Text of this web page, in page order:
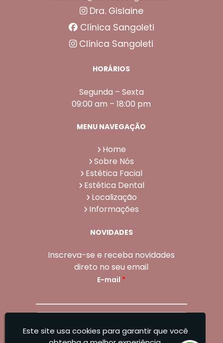
Dra. Gislaine
Clínica Sangoleti
Clínica Sangoleti
HORÁRIOS
Segunda – Sexta
09:00 am – 18:00 pm
MENU NAVEGAÇÃO
Home
Sobre Nós
Estética Facial
Estética Dental
Localização
Informações
NOVIDADES
Inscreva-se e receba novidades
direto no seu email
E-mail *
Este site usa cookies para garantir que você